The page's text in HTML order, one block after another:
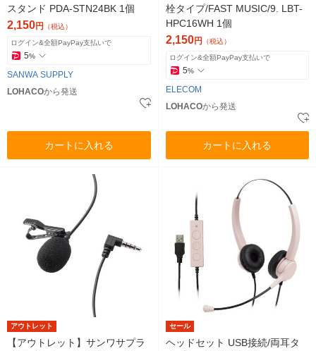
スタンド PDA-STN24BK 1個
2,150円 （税込）
ログイン&全額PayPay支払いで
5%
SANWA SUPPLY
LOHACOから発送
カートに入れる
栓タイプ/FAST MUSIC/9. LBT-
HPC16WH 1個
2,150円 （税込）
ログイン&全額PayPay支払いで
5%
ELECOM
LOHACOから発送
カートに入れる
アウトレット
【アウトレット】サンワサプラ
セール
ヘッドセット USB接続/両耳タ